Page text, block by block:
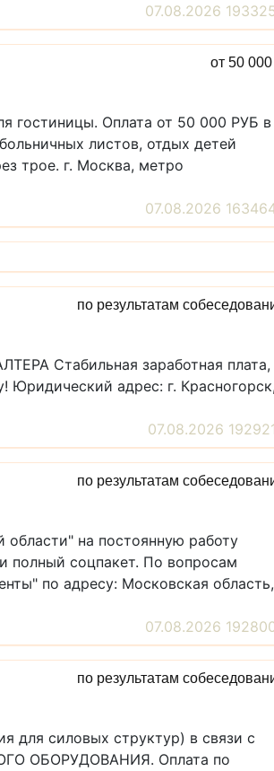
07.08.2026
от 50 000
гостиницы. Оплата от 50 000 РУБ в
листов, отдых детей
трое. г. Москва, метро
07.08.2026
по результатам
Стабильная заработная плата,
адрес: г. Красногорск,
07.08.2026
по результатам
на постоянную работу
полный соцпакет. По вопросам
по адресу: Московская область,
07.08.2026
по результатам
для силовых структур) в связи с
ОБОРУДОВАНИЯ. Оплата по